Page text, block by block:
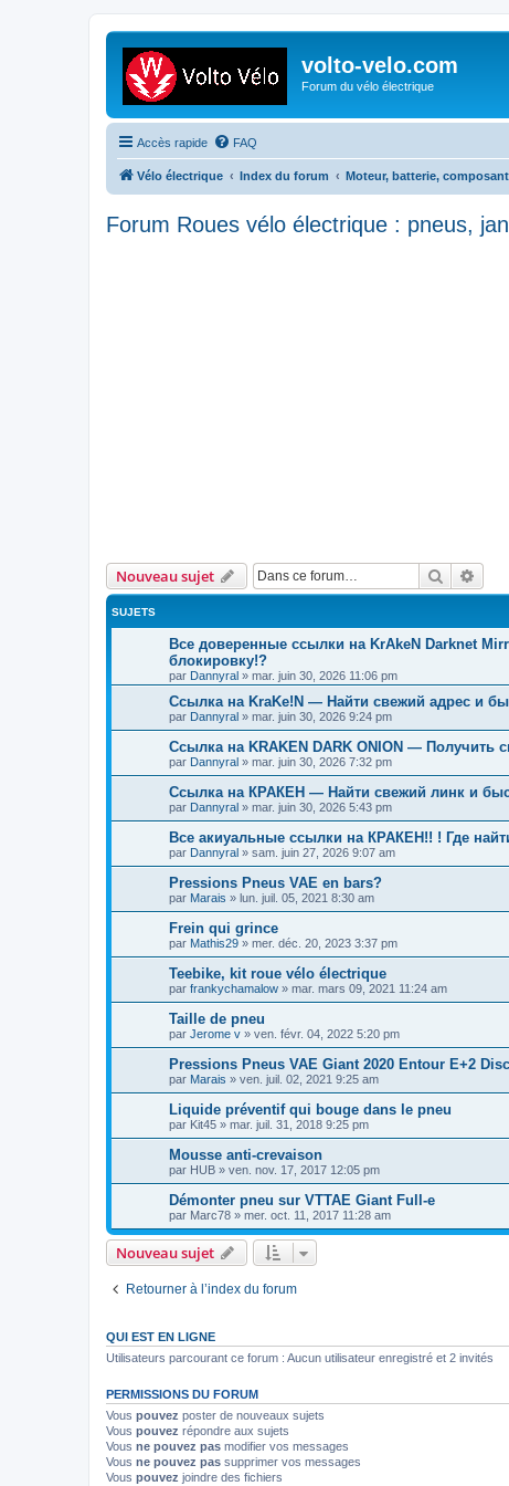
volto-velo.com
Forum du vélo électrique
Accès rapide FAQ
Vélo électrique Index du forum Moteur, batterie,
Forum Roues vélo électrique : pneus,
Nouveau sujet Rechercher
SUJETS
Все доверенные ссылки на KrAkeN Darknet
блокировку!?
par Dannyral » mar. juin 30, 2026 11:06 pm
Ссылка на KraKe!N — Найти свежий адрес и
par Dannyral » mar. juin 30, 2026 9:24 pm
Ссылка на KRAKEN DARK ONION — Получить
par Dannyral » mar. juin 30, 2026 7:32 pm
Ссылка на КРАКЕН — Найти свежий линк и
par Dannyral » mar. juin 30, 2026 5:43 pm
Все акиуальные ссылки на КРАКЕН!! ! Где
par Dannyral » sam. juin 27, 2026 9:07 am
Pressions Pneus VAE en bars?
par Marais » lun. juil. 05, 2021 8:30 am
Frein qui grince
par Mathis29 » mer. déc. 20, 2023 3:37 pm
Teebike, kit roue vélo électrique
par frankychamalow » mar. mars 09, 2021 11:24 am
Taille de pneu
par Jerome v » ven. févr. 04, 2022 5:20 pm
Pressions Pneus VAE Giant 2020 Entour E+2
par Marais » ven. juil. 02, 2021 9:25 am
Liquide préventif qui bouge dans le pneu
par Kit45 » mar. juil. 31, 2018 9:25 pm
Mousse anti-crevaison
par HUB » ven. nov. 17, 2017 12:05 pm
Démonter pneu sur VTTAE Giant Full-e
par Marc78 » mer. oct. 11, 2017 11:28 am
Nouveau sujet
Retourner à l’index du forum
QUI EST EN LIGNE
Utilisateurs parcourant ce forum : Aucun utilisateur enregistré et 2 invités
PERMISSIONS DU FORUM
Vous pouvez poster de nouveaux sujets
Vous pouvez répondre aux sujets
Vous ne pouvez pas modifier vos messages
Vous ne pouvez pas supprimer vos messages
Vous pouvez joindre des fichiers